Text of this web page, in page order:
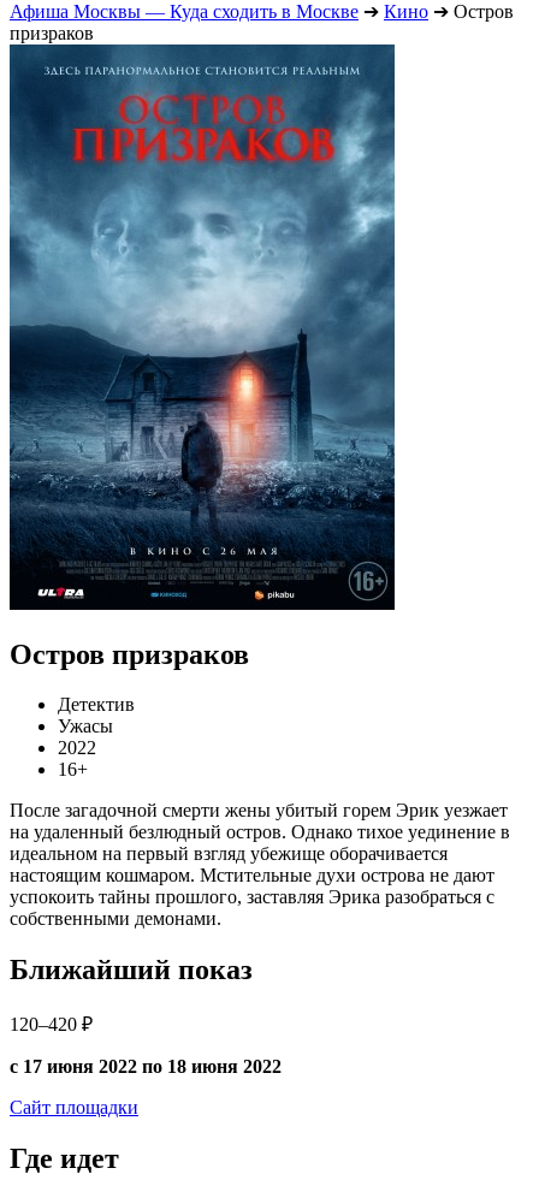
Афиша Москвы — Куда сходить в Москве ➔ Кино ➔ Остров
призраков
Остров призраков
Детектив
Ужасы
2022
16+
После загадочной смерти жены убитый горем Эрик уезжает
на удаленный безлюдный остров. Однако тихое уединение в
идеальном на первый взгляд убежище оборачивается
настоящим кошмаром. Мстительные духи острова не дают
успокоить тайны прошлого, заставляя Эрика разобраться с
собственными демонами.
Ближайший показ
120–420 ₽
с 17 июня 2022 по 18 июня 2022
Сайт площадки
Где идет